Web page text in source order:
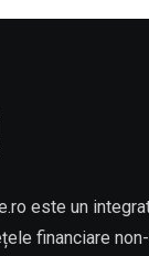
este un
financiare